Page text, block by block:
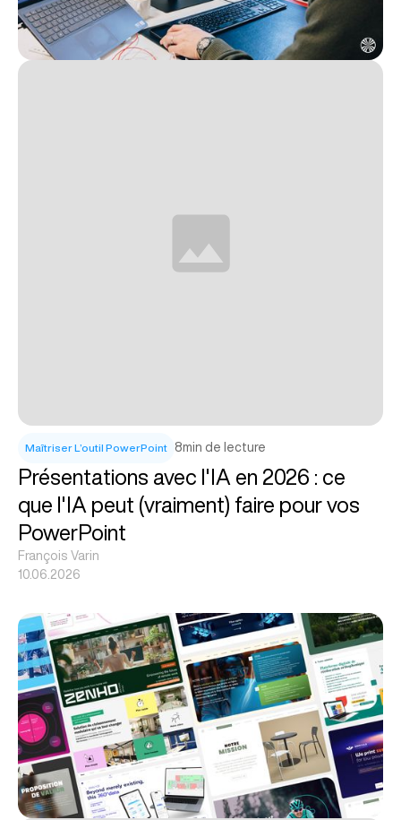
Maîtriser L’outil PowerPoint 8min de lecture
Présentations avec l'IA en 2026 : ce
que l'IA peut (vraiment) faire pour vos
PowerPoint
François Varin
10.06.2026